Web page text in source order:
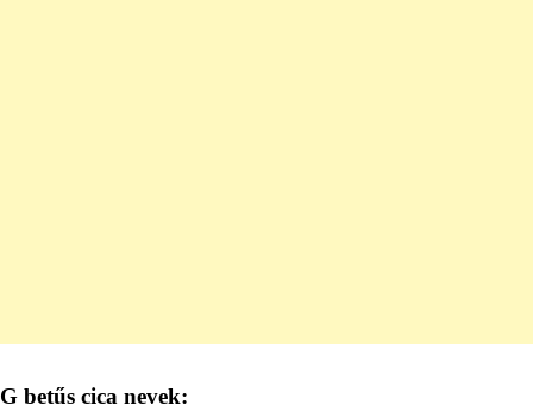
G betűs cica nevek: